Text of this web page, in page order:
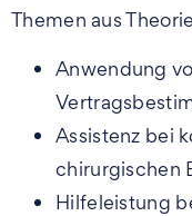
Themen aus
Anwendung
Assistenz bei
chirurgischen
Hilfeleistung